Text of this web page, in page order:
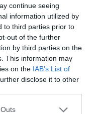
continue seeing
information utilized by
to third parties prior to
out of the further
by third parties on the
This information may
on the IAB’s List of
disclose it to other
σκάφος – Διασώθηκε το